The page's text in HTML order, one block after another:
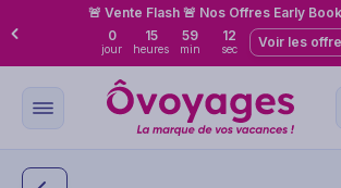
🚨 Vente Flash 🚨 Nos Offres Early
0
jour
15
heures
59
min
11
sec Voir les